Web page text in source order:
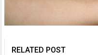
RELATED POST